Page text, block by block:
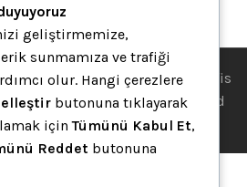
Mobilyaları Ofis Masaları | Ofis
Bankosu • Theme designed and
Ofis Mobilyaları.
geliştirmemize,
sunmamıza ve trafiği
olur. Hangi çerezlere
butonuna tıklayarak
içinTümünü Kabul Et,
Reddet butonuna